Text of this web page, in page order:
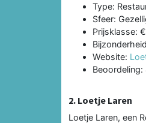
Type:
Sfeer:
Prijsklasse:
Website:
Beoordeling:
2. Loetje Laren
Loetje Laren, een